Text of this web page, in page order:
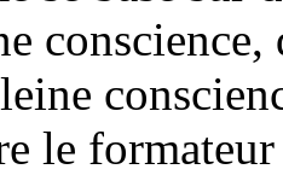
conscience,
le